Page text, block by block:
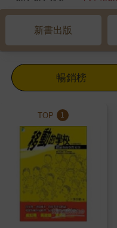
新書出版
暢銷榜
TOP 1